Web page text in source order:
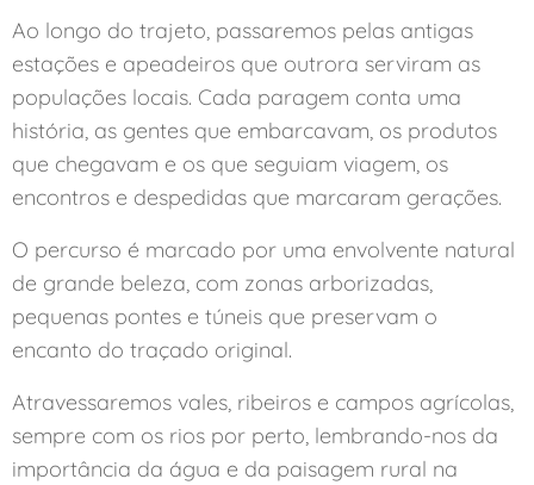
Ao longo do trajeto, passaremos pelas antigas
estações e apeadeiros que outrora serviram as
populações locais. Cada paragem conta uma
história, as gentes que embarcavam, os produtos
que chegavam e os que seguiam viagem, os
encontros e despedidas que marcaram gerações.
O percurso é marcado por uma envolvente natural
de grande beleza, com zonas arborizadas,
pequenas pontes e túneis que preservam o
encanto do traçado original.
Atravessaremos vales, ribeiros e campos agrícolas,
sempre com os rios por perto, lembrando-nos da
importância da água e da paisagem rural na